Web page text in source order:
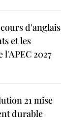
d'anglais
et les
2027
21 mise
durable